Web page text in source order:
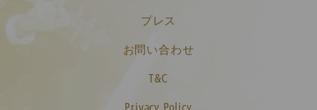
プレス
お問い合わせ
T&C